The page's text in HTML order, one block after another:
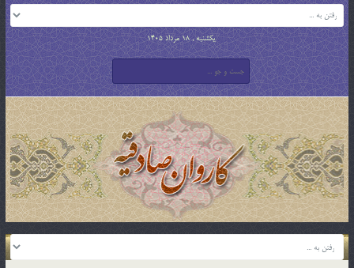
یکشنبه , 18 مرداد 1405